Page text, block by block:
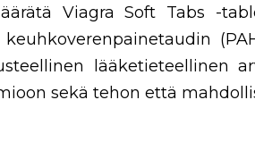
Viagra Soft Tabs -
lääketieteellinen
sekä tehon että